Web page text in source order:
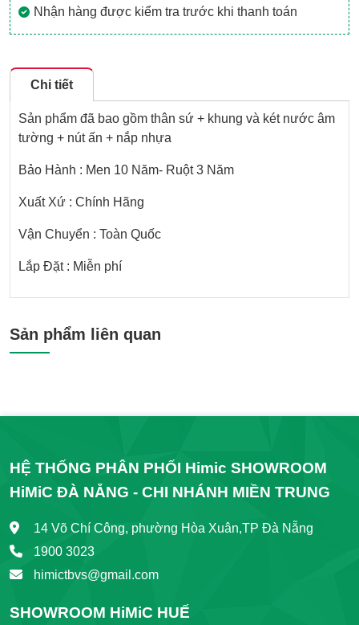
Nhận hàng được kiểm tra trước khi thanh toán
Chi tiết
Sản phẩm đã bao gồm thân sứ + khung và két nước âm
tường + nút ấn + nắp nhựa
Bảo Hành : Men 10 Năm- Ruột 3 Năm
Xuất Xứ : Chính Hãng
Vận Chuyển : Toàn Quốc
Lắp Đặt : Miễn phí
Sản phẩm liên quan
HỆ THỐNG PHÂN PHỐI Himic SHOWROOM
HiMiC ĐÀ NẴNG - CHI NHÁNH MIỀN TRUNG
14 Võ Chí Công, phường Hòa Xuân,TP Đà Nẵng
1900 3023
himictbvs@gmail.com
SHOWROOM HiMiC HUẾ